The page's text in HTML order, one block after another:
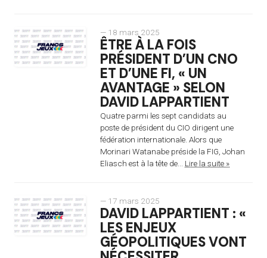
— 18 mars 2025
ÊTRE À LA FOIS
PRÉSIDENT D’UN CNO
ET D’UNE FI, « UN
AVANTAGE » SELON
DAVID LAPPARTIENT
Quatre parmi les sept candidats au
poste de président du CIO dirigent une
fédération internationale. Alors que
Morinari Watanabe préside la FIG, Johan
Eliasch est à la tête de... Lire la suite »
— 17 mars 2025
DAVID LAPPARTIENT : «
LES ENJEUX
GÉOPOLITIQUES VONT